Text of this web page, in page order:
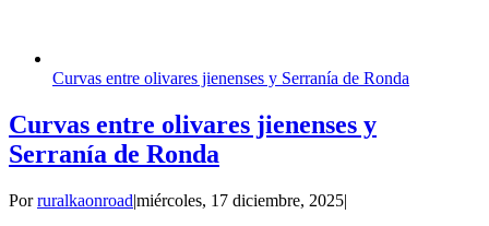
Curvas entre olivares jienenses y Serranía de Ronda
Curvas entre olivares jienenses y
Serranía de Ronda
Porruralkaonroad|miércoles, 17 diciembre, 2025|